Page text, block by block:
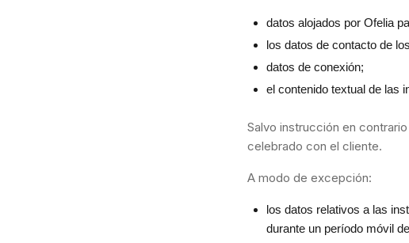
datos alojados por Ofelia
los datos de contacto de
datos de conexión;
el contenido textual de las
Salvo instrucción en
celebrado con el cliente.
A modo de excepción:
los datos relativos a las
durante un período móvil